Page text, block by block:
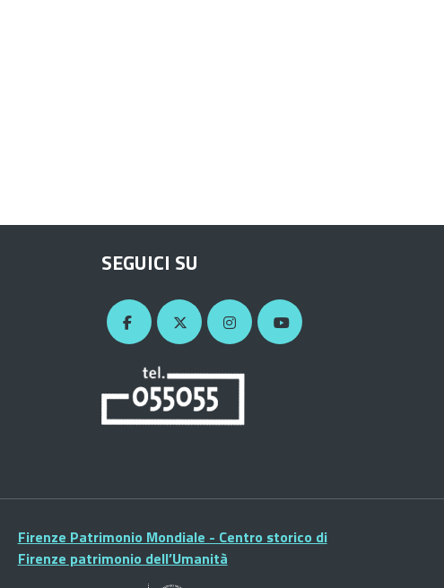
SEGUICI SU
Firenze Patrimonio Mondiale - Centro storico di
Firenze patrimonio dell’Umanità